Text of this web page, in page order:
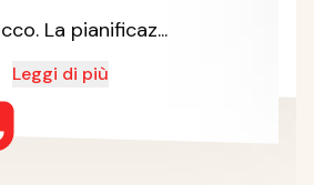
La pianificaz...
Leggi di più